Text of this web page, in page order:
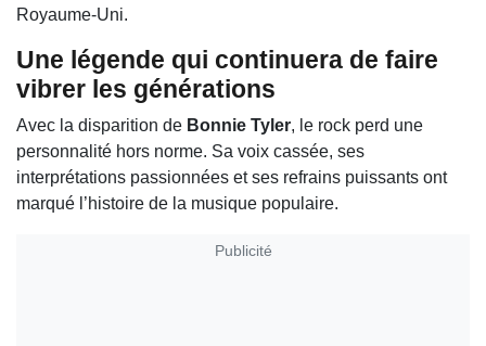
Royaume-Uni.
Une légende qui continuera de faire
vibrer les générations
Avec la disparition de Bonnie Tyler, le rock perd une
personnalité hors norme. Sa voix cassée, ses
interprétations passionnées et ses refrains puissants ont
marqué l’histoire de la musique populaire.
Publicité